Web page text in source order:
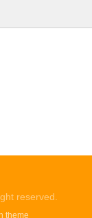
reserved.
theme